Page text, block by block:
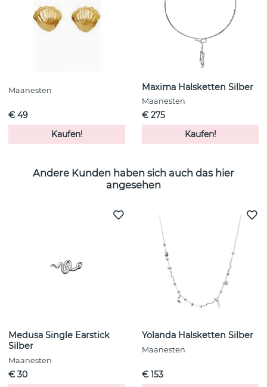
Maanesten
€ 49
Kaufen!
Maxima Halsketten Silber
Maanesten
€ 275
Kaufen!
Andere Kunden haben sich auch das hier
angesehen
Medusa Single Earstick
Silber
Maanesten
€ 30
Yolanda Halsketten Silber
Maanesten
€ 153